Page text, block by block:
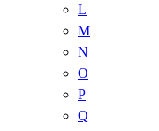
L
M
N
O
P
Q